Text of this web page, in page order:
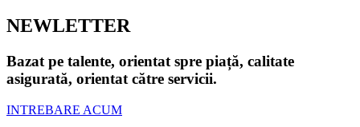
NEWLETTER
Bazat pe talente, orientat spre piață, calitate
asigurată, orientat către servicii.
INTREBARE ACUM